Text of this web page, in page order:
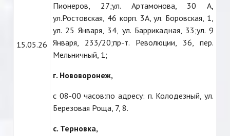
15.05.26
Пионеров, 27;ул. Артамонова, 30 А,
ул.Ростовская, 46 корп. 3А, ул. Боровская, 1,
ул. 25 Января, 34, ул. Баррикадная, 33;ул. 9
Января, 233/20;пр-т. Революции, 36, пер.
Мельничный, 1;
г. Нововоронеж,
с 08-00 часов:по адресу: п. Колодезный, ул.
Березовая Роща, 7, 8.
с. Терновка,